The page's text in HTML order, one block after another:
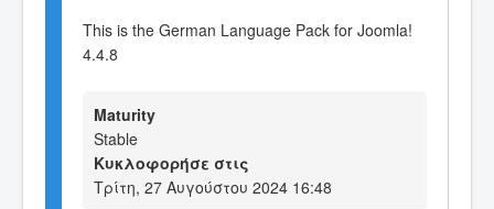
This is the German Language Pack for Joomla!
4.4.8
Maturity
Stable
Κυκλοφορήσε στις
Τρίτη, 27 Αυγούστου 2024 16:48